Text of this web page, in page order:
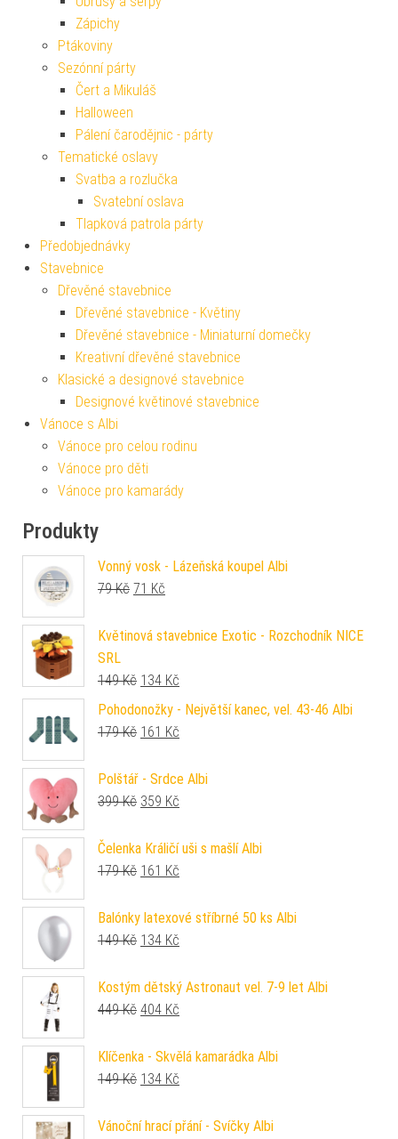
Zápichy
Ptákoviny
Sezónní párty
Čert a Mikuláš
Halloween
Pálení čarodějnic - párty
Tematické oslavy
Svatba a rozlučka
Svatební oslava
Tlapková patrola párty
Předobjednávky
Stavebnice
Dřevěné stavebnice
Dřevěné stavebnice - Květiny
Dřevěné stavebnice - Miniaturní domečky
Kreativní dřevěné stavebnice
Klasické a designové stavebnice
Designové květinové stavebnice
Vánoce s Albi
Vánoce pro celou rodinu
Vánoce pro děti
Vánoce pro kamarády
Produkty
Vonný vosk - Lázeňská koupel Albi
79Kč Původní cena byla: 79 Kč.
71 Kč
Květinová stavebnice Exotic - Rozchodník NICE
SRL
149Kč Původní cena byla: 149 Kč.
134 Kč
Pohodonožky - Největší kanec, vel. 43-46 Albi
179Kč Původní cena byla: 179 Kč.
161 Kč
Polštář - Srdce Albi
399Kč Původní cena byla: 399 Kč.
359 Kč
Čelenka Králičí uši s mašlí Albi
179Kč Původní cena byla: 179 Kč.
161 Kč
Balónky latexové stříbrné 50 ks Albi
149Kč Původní cena byla: 149 Kč.
134 Kč
Kostým dětský Astronaut vel. 7-9 let Albi
449Kč Původní cena byla: 449 Kč.
404 Kč
Klíčenka - Skvělá kamarádka Albi
149Kč Původní cena byla: 149 Kč.
134 Kč
Vánoční hrací přání - Svíčky Albi